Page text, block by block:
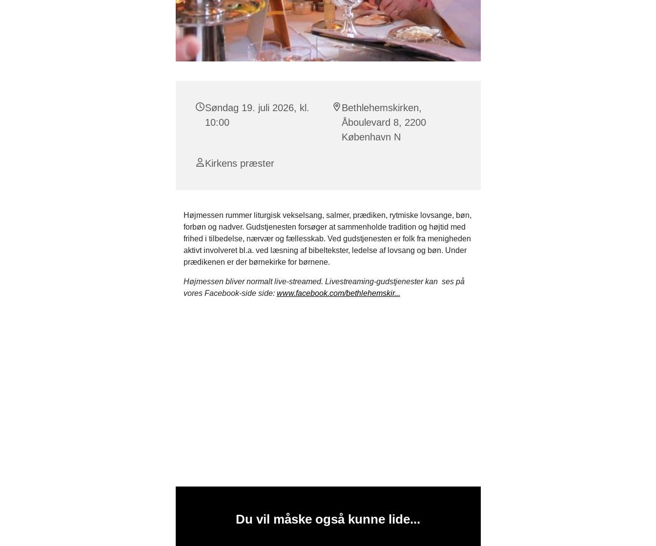
Søndag 19. juli 2026, kl.
10:00
Bethlehemskirken,
Åboulevard 8, 2200
København N
Kirkens præster
Højmessen rummer liturgisk vekselsang, salmer, prædiken, rytmiske lovsange, bøn,
forbøn og nadver. Gudstjenesten forsøger at sammenholde tradition og højtid med
frihed i tilbedelse, nærvær og fællesskab. Ved gudstjenesten er folk fra menigheden
aktivt involveret bl.a. ved læsning af bibeltekster, ledelse af lovsang og bøn. Under
prædikenen er der børnekirke for børnene.
Højmessen bliver normalt live-streamed. Livestreaming-gudstjenester kan ses på
vores Facebook-side side: www.facebook.com/bethlehemskir...
Du vil måske også kunne lide...